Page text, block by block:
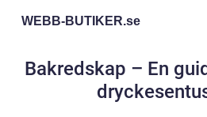
WEBB-BUTIKER.se
Bakredskap – En